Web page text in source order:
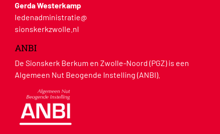
Gerda Westerkamp
ledenadministratie@
sionskerkzwolle.nl
ANBI
De Sionskerk Berkum en Zwolle-Noord (PGZ) is een
Algemeen Nut Beogende Instelling (ANBI).